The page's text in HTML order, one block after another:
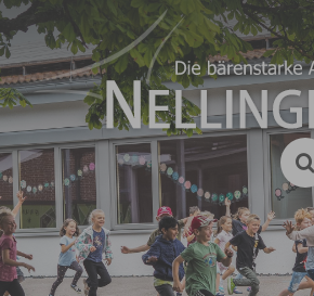
Zum Hauptinhalt springen